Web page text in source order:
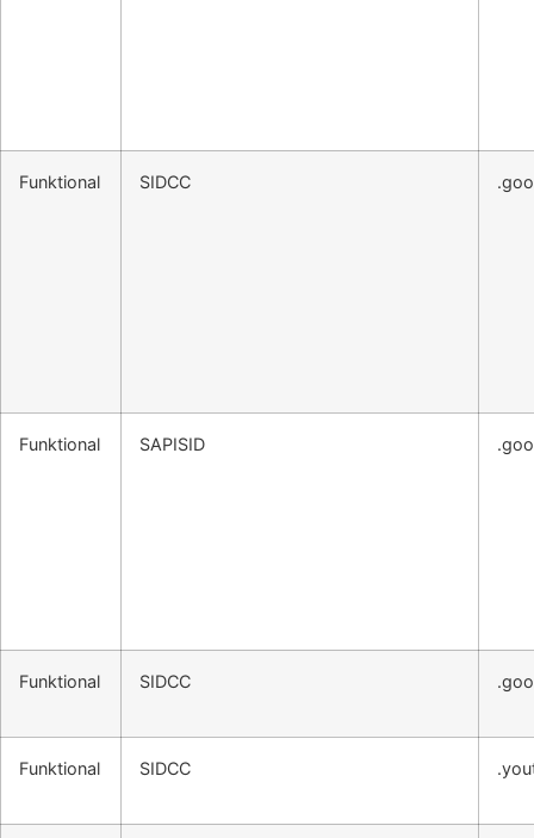
Funktional SIDCC
Funktional SAPISID
Funktional SIDCC
Funktional SIDCC